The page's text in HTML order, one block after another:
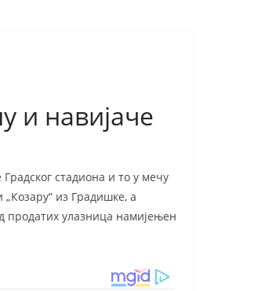
и навијаче
стадиона и то у мечу
„Козару“ из Градишке, а
продатих улазница намијењен